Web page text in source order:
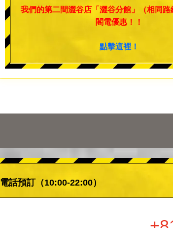
我們的第二間澀谷店「澀谷分館」（相同
閣電優惠！！
點擊這裡！
電話預訂（10:00-22:00）